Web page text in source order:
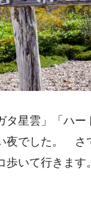
星雲」「ハー
でした。 さ
いて行きます。